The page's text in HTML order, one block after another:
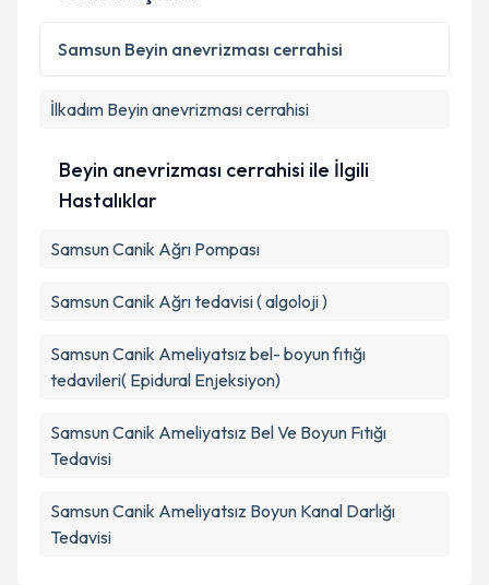
Samsun Beyin anevrizması cerrahisi
İlkadım Beyin anevrizması cerrahisi
Beyin anevrizması cerrahisi ile İlgili
Hastalıklar
Samsun Canik Ağrı Pompası
Samsun Canik Ağrı tedavisi ( algoloji )
Samsun Canik Ameliyatsız bel- boyun fıtığı
tedavileri( Epidural Enjeksiyon)
Samsun Canik Ameliyatsız Bel Ve Boyun Fıtığı
Tedavisi
Samsun Canik Ameliyatsız Boyun Kanal Darlığı
Tedavisi